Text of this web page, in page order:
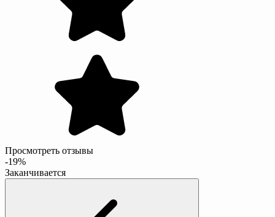
Просмотреть отзывы
-19%
Заканчивается